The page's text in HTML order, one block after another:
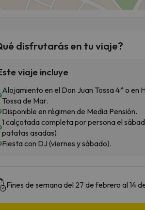
disfrutarás en tu viaje?
viaje incluye
Alojamiento en el Don Juan Tossa 4* o en
Tossa de Mar.
Disponible en régimen de Media Pensión.
1 calçotada completa por persona el
patatas asadas).
Fiesta con DJ (viernes y sábado).
Fines de semana del 27 de febrero al 14